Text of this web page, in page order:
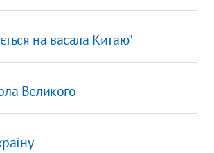
на васала Китаю"
Великого